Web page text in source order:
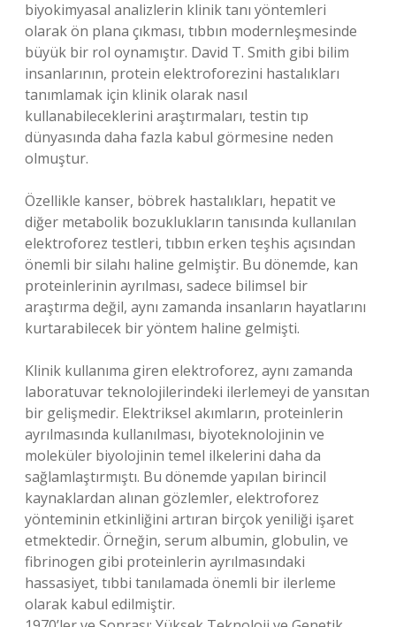
biyokimyasal analizlerin klinik tanı yöntemleri
olarak ön plana çıkması, tıbbın modernleşmesinde
büyük bir rol oynamıştır. David T. Smith gibi bilim
insanlarının, protein elektroforezini hastalıkları
tanımlamak için klinik olarak nasıl
kullanabileceklerini araştırmaları, testin tıp
dünyasında daha fazla kabul görmesine neden
olmuştur.
Özellikle kanser, böbrek hastalıkları, hepatit ve
diğer metabolik bozuklukların tanısında kullanılan
elektroforez testleri, tıbbın erken teşhis açısından
önemli bir silahı haline gelmiştir. Bu dönemde, kan
proteinlerinin ayrılması, sadece bilimsel bir
araştırma değil, aynı zamanda insanların hayatlarını
kurtarabilecek bir yöntem haline gelmişti.
Klinik kullanıma giren elektroforez, aynı zamanda
laboratuvar teknolojilerindeki ilerlemeyi de yansıtan
bir gelişmedir. Elektriksel akımların, proteinlerin
ayrılmasında kullanılması, biyoteknolojinin ve
moleküler biyolojinin temel ilkelerini daha da
sağlamlaştırmıştı. Bu dönemde yapılan birincil
kaynaklardan alınan gözlemler, elektroforez
yönteminin etkinliğini artıran birçok yeniliği işaret
etmektedir. Örneğin, serum albumin, globulin, ve
fibrinogen gibi proteinlerin ayrılmasındaki
hassasiyet, tıbbi tanılamada önemli bir ilerleme
olarak kabul edilmiştir.